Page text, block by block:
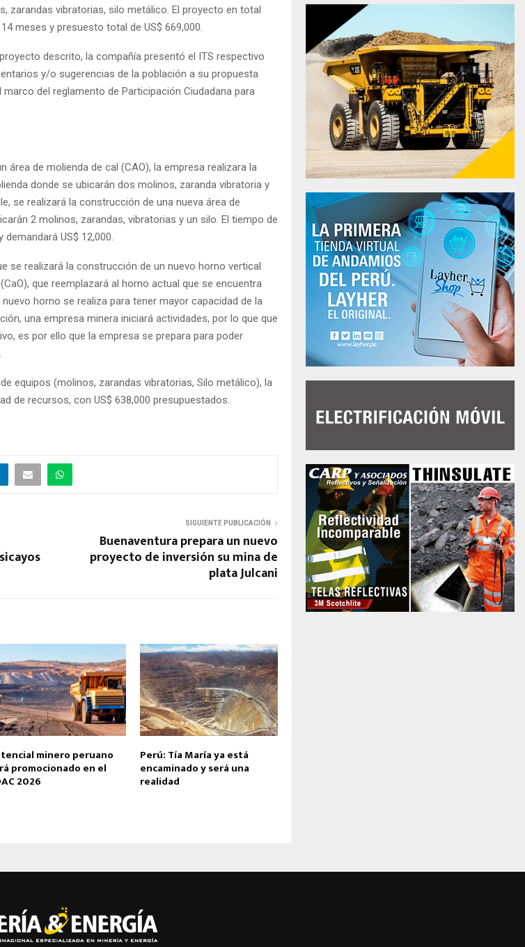
zarandas vibratorias, silo metálico. El proyecto en total
meses y presuesto total de US$ 669,000.
descrito, la compañía presentó el ITS respectivo
y/o sugerencias de la población a su propuesta
del reglamento de Participación Ciudadana para
área de molienda de cal (CAO), la empresa realizara la
donde se ubicarán dos molinos, zaranda vibratoria y
se realizará la construcción de una nueva área de
2 molinos, zarandas, vibratorias y un silo. El tiempo de
US$ 12,000.
se realizará la construcción de un nuevo horno vertical
que reemplazará al horno actual que se encuentra
horno se realiza para tener mayor capacidad de la
una empresa minera iniciará actividades, por lo que que
es por ello que la empresa se prepara para poder
equipos (molinos, zarandas vibratorias, Silo metálico), la
de recursos, con US$ 638,000 presupuestados.
SIGUIENTE PUBLICACIÓN
Buenaventura prepara un nuevo
proyecto de inversión su mina de
plata Julcani
minero peruano
promocionado en el
2026
Perú: Tía María ya está
encaminado y será una
realidad